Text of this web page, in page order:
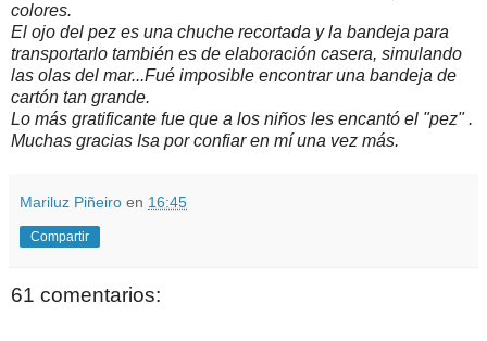
colores.
El ojo del pez es una chuche recortada y la bandeja para
transportarlo también es de elaboración casera, simulando
las olas del mar...Fué imposible encontrar una bandeja de
cartón tan grande.
Lo más gratificante fue que a los niños les encantó el "pez" .
Muchas gracias Isa por confiar en mí una vez más.
Mariluz Piñeiro en 16:45
Compartir
61 comentarios: